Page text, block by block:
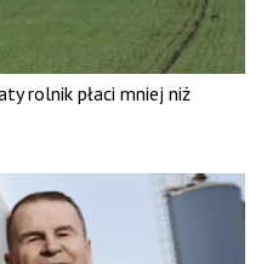
rolnik płaci mniej niż